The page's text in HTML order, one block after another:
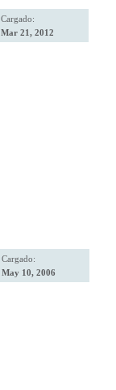
Cargado:
Mar 21, 2012
Cargado:
May 10, 2006